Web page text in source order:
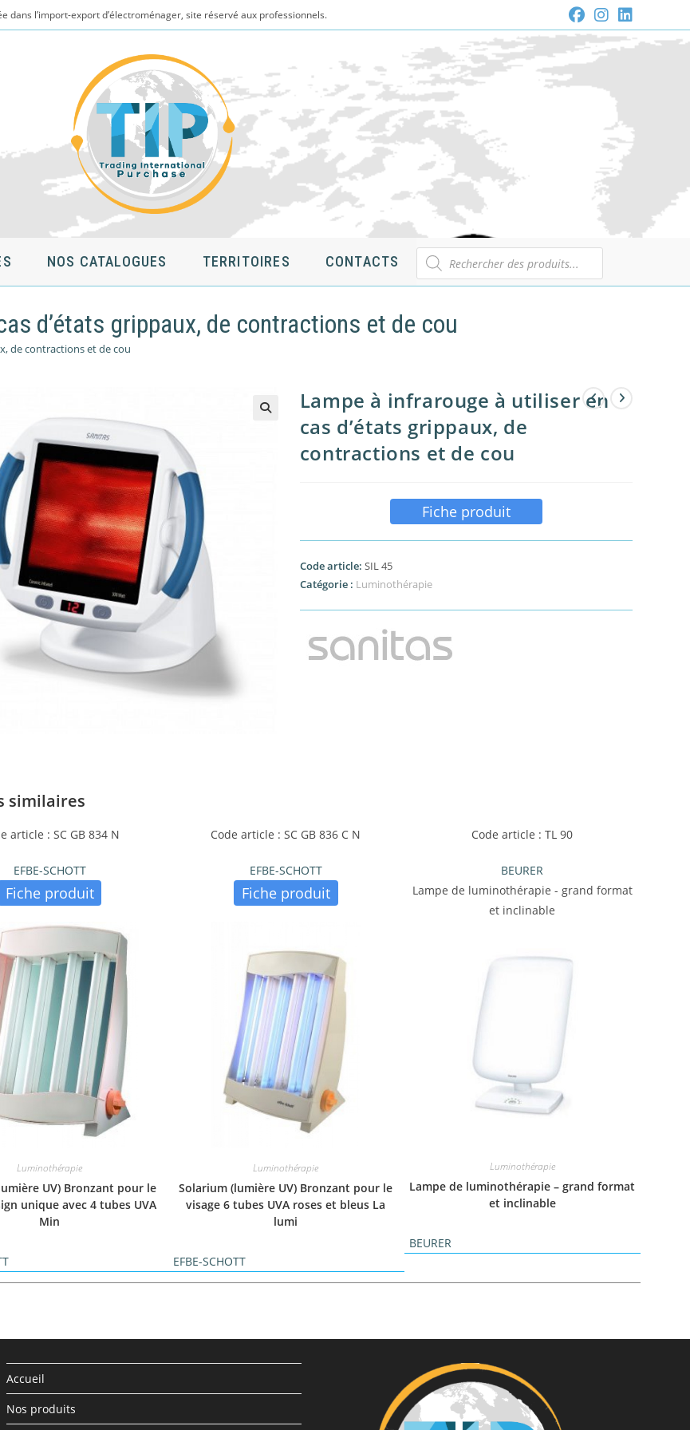
dans l’import-export d’électroménager, site réservé aux professionnels.
NOS CATALOGUES TERRITOIRES CONTACTS
Recherche
de
produits
d’états grippaux, de contractions et de cou
de contractions et de cou
Lampe à infrarouge à utiliser en
cas d’états grippaux, de
contractions et de cou
Fiche produit
Code article: SIL 45
Catégorie : Luminothérapie
similaires
article : SC GB 834 N
EFBE-SCHOTT
Fiche produit
Luminothérapie
UV) Bronzant pour le
unique avec 4 tubes UVA
Min
Code article : SC GB 836 C N
EFBE-SCHOTT
Fiche produit
Luminothérapie
Solarium (lumière UV) Bronzant pour le
visage 6 tubes UVA roses et bleus La
lumi
EFBE-SCHOTT
Code article : TL 90
BEURER
Lampe de luminothérapie - grand format
et inclinable
Luminothérapie
Lampe de luminothérapie – grand format
et inclinable
BEURER
Accueil
Nos produits